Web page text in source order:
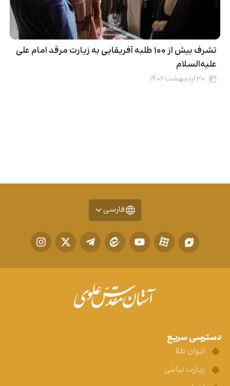
تشرف بیش از ۱۰۰ طلبه آفریقایی به زیارت مرقد امام علی
علیه‌السلام
۳۰ اردیبهشت ۱۴۰۲
فارسی
دسترسی سریع
ایوان طلا
زیارت نیابتی